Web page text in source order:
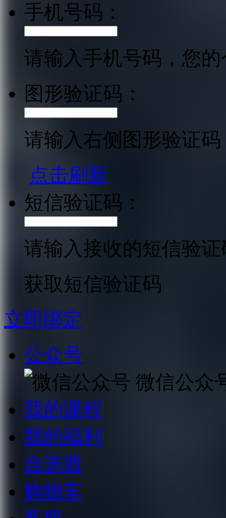
手机号码：
请输入手机号码，您
图形验证码：
请输入右侧图形验证码
点击刷新
短信验证码：
请输入接收的短信验证
获取短信验证码
立即绑定
公众号
微信公众
我的课程
我的福利
自选股
购物车